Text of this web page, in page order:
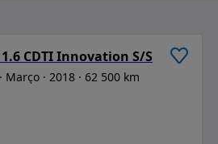
CDTI Innovation S/S
Março 2018 62 500 km